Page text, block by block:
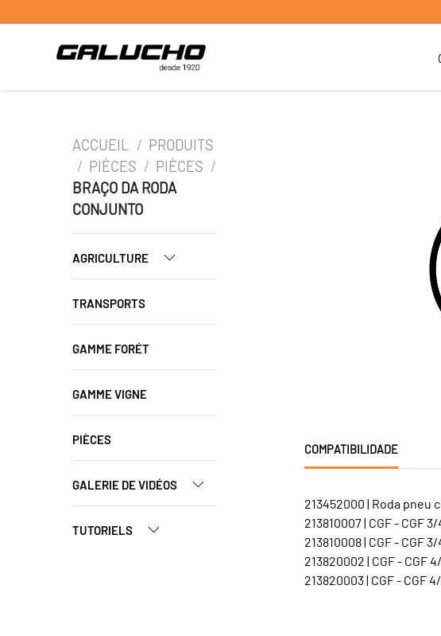
ACCUEIL / PRODUITS
/ PIÈCES / PIÈCES /
BRAÇO DA RODA
CONJUNTO
AGRICULTURE
TRANSPORTS
GAMME FORÉT
GAMME VIGNE
PIÈCES
GALERIE DE VIDÉOS
TUTORIELS
COMPATIBILIDADE
213452000 | Roda pneu
213810007 | CGF - CGF
213810008 | CGF - CGF
213820002 | CGF - CGF
213820003 | CGF - CGF